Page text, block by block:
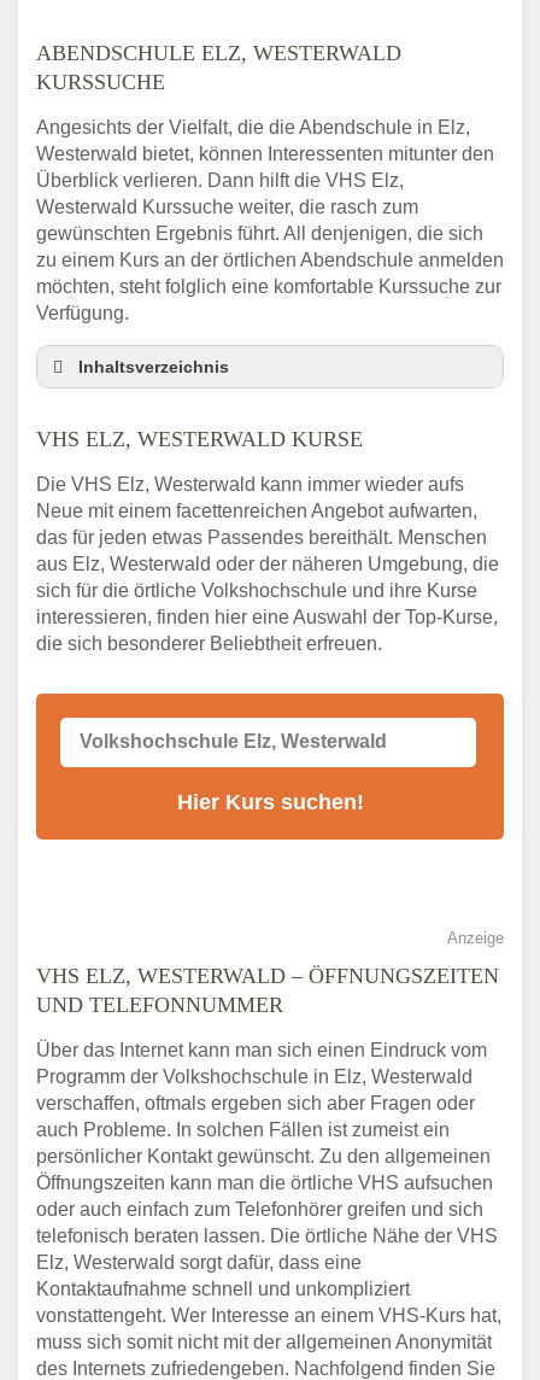
ABENDSCHULE ELZ, WESTERWALD
KURSSUCHE
Angesichts der Vielfalt, die die Abendschule in Elz,
Westerwald bietet, können Interessenten mitunter den
Überblick verlieren. Dann hilft die VHS Elz,
Westerwald Kurssuche weiter, die rasch zum
gewünschten Ergebnis führt. All denjenigen, die sich
zu einem Kurs an der örtlichen Abendschule anmelden
möchten, steht folglich eine komfortable Kurssuche zur
Verfügung.
Inhaltsverzeichnis
Umgebung
Abendschule Elz, Westerwald Kurssuche
VHS Elz, Westerwald Kurse
VHS Elz, Westerwald – Öffnungszeiten und
Telefonnummer
Stellenangebote der Volkshochschule Elz,
Westerwald
Alternativen zum VHS Programm 2026 in
VHS ELZ, WESTERWALD KURSE
Die VHS Elz, Westerwald kann immer wieder aufs
Neue mit einem facettenreichen Angebot aufwarten,
das für jeden etwas Passendes bereithält. Menschen
aus Elz, Westerwald oder der näheren Umgebung, die
sich für die örtliche Volkshochschule und ihre Kurse
interessieren, finden hier eine Auswahl der Top-Kurse,
die sich besonderer Beliebtheit erfreuen.
Anzeige
VHS ELZ, WESTERWALD – ÖFFNUNGSZEITEN
UND TELEFONNUMMER
Über das Internet kann man sich einen Eindruck vom
Programm der Volkshochschule in Elz, Westerwald
verschaffen, oftmals ergeben sich aber Fragen oder
auch Probleme. In solchen Fällen ist zumeist ein
persönlicher Kontakt gewünscht. Zu den allgemeinen
Öffnungszeiten kann man die örtliche VHS aufsuchen
oder auch einfach zum Telefonhörer greifen und sich
telefonisch beraten lassen. Die örtliche Nähe der VHS
Elz, Westerwald sorgt dafür, dass eine
Kontaktaufnahme schnell und unkompliziert
vonstattengeht. Wer Interesse an einem VHS-Kurs hat,
muss sich somit nicht mit der allgemeinen Anonymität
des Internets zufriedengeben. Nachfolgend finden Sie